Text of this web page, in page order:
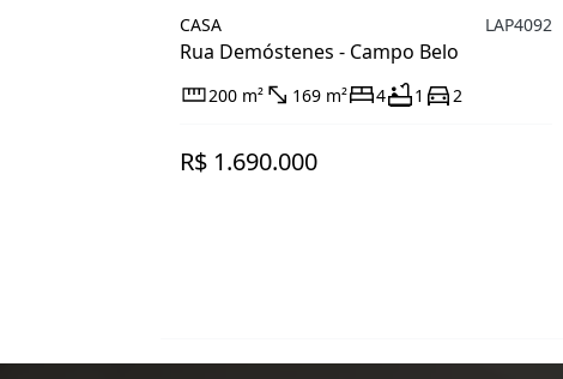
CASA
Rua Demóstenes - Campo Belo
LAP4092
200 m² 169 m² 4 1 2
R$ 1.690.000